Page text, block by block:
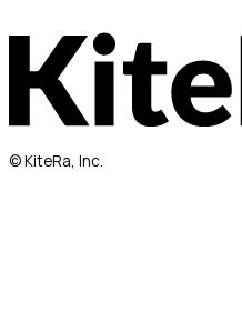
© KiteRa, Inc.